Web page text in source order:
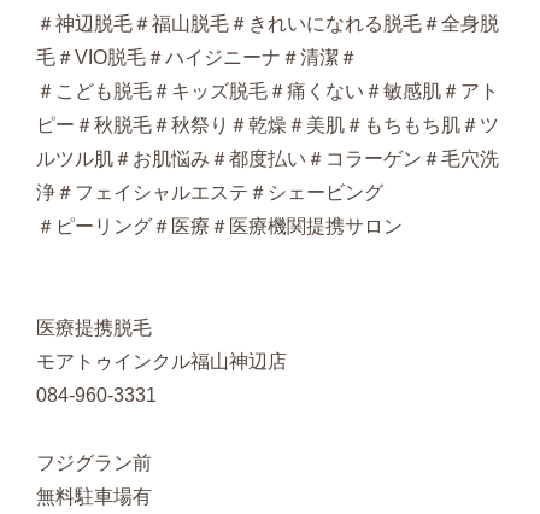
＃神辺脱毛＃福山脱毛＃きれいになれる脱毛＃全身脱
毛＃VIO脱毛＃ハイジニーナ＃清潔＃
＃こども脱毛＃キッズ脱毛＃痛くない＃敏感肌＃アト
ピー＃秋脱毛＃秋祭り＃乾燥＃美肌＃もちもち肌＃ツ
ルツル肌＃お肌悩み＃都度払い＃コラーゲン＃毛穴洗
浄＃フェイシャルエステ＃シェービング
＃ピーリング＃医療＃医療機関提携サロン
医療提携脱毛
モアトゥインクル福山神辺店
084-960-3331
フジグラン前
無料駐車場有